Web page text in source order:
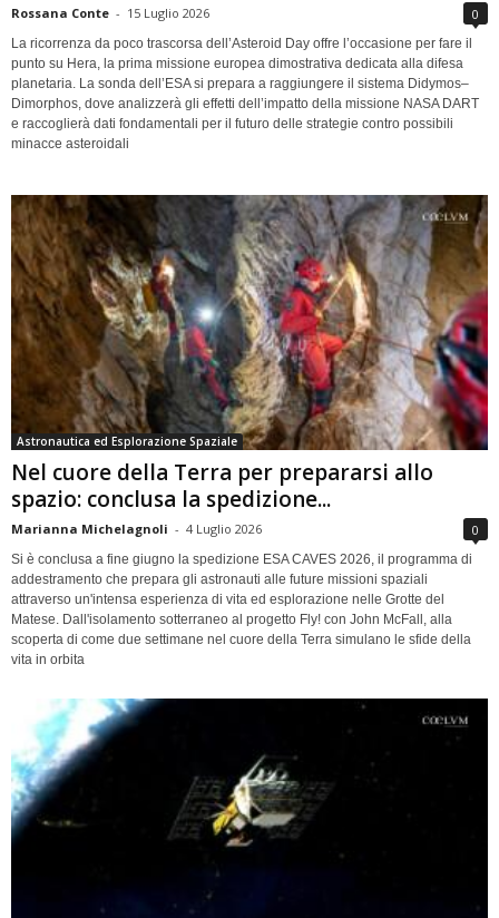
Rossana Conte - 15 Luglio 2026 0
La ricorrenza da poco trascorsa dell’Asteroid Day offre l’occasione per fare il
punto su Hera, la prima missione europea dimostrativa dedicata alla difesa
planetaria. La sonda dell’ESA si prepara a raggiungere il sistema Didymos–
Dimorphos, dove analizzerà gli effetti dell’impatto della missione NASA DART
e raccoglierà dati fondamentali per il futuro delle strategie contro possibili
minacce asteroidali
Astronautica ed Esplorazione Spaziale
Nel cuore della Terra per prepararsi allo
spazio: conclusa la spedizione...
Marianna Michelagnoli - 4 Luglio 2026 0
Si è conclusa a fine giugno la spedizione ESA CAVES 2026, il programma di
addestramento che prepara gli astronauti alle future missioni spaziali
attraverso un'intensa esperienza di vita ed esplorazione nelle Grotte del
Matese. Dall'isolamento sotterraneo al progetto Fly! con John McFall, alla
scoperta di come due settimane nel cuore della Terra simulano le sfide della
vita in orbita